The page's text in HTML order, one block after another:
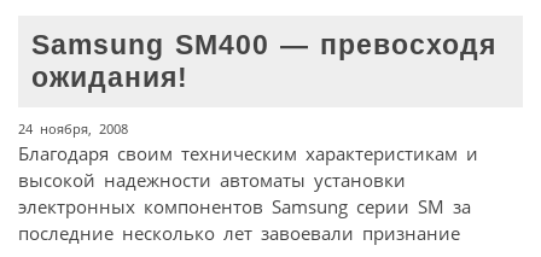
Samsung SM400 — превосходя
ожидания!
24 ноября, 2008
Благодаря своим техническим характеристикам и
высокой надежности автоматы установки
электронных компонентов Samsung серии SM за
последние несколько лет завоевали признание